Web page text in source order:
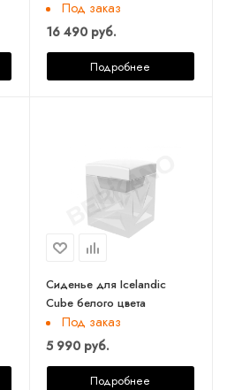
Под заказ
16 490 руб.
Подробнее
Сиденье для Icelandic
Cube белого цвета
Под заказ
5 990 руб.
Подробнее